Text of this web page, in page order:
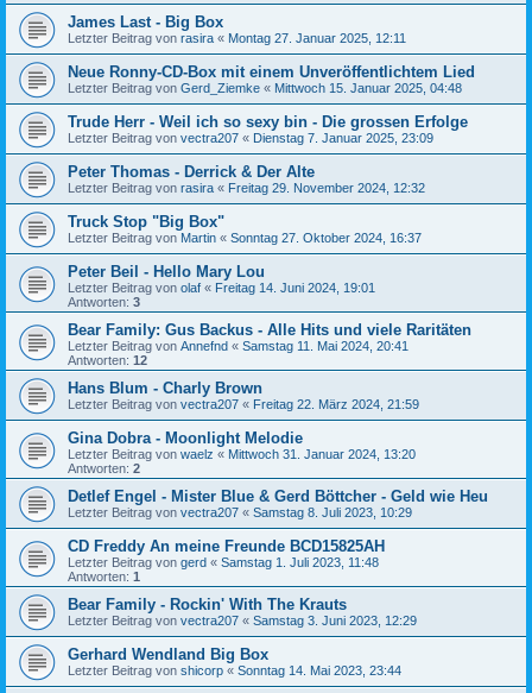
James Last - Big Box
Letzter Beitrag von rasira « Montag 27. Januar 2025, 12:11
Neue Ronny-CD-Box mit einem Unveröffentlichtem Lied
Letzter Beitrag von Gerd_Ziemke « Mittwoch 15. Januar 2025, 04:48
Trude Herr - Weil ich so sexy bin - Die grossen Erfolge
Letzter Beitrag von vectra207 « Dienstag 7. Januar 2025, 23:09
Peter Thomas - Derrick & Der Alte
Letzter Beitrag von rasira « Freitag 29. November 2024, 12:32
Truck Stop "Big Box"
Letzter Beitrag von Martin « Sonntag 27. Oktober 2024, 16:37
Peter Beil - Hello Mary Lou
Letzter Beitrag von olaf « Freitag 14. Juni 2024, 19:01
Antworten: 3
Bear Family: Gus Backus - Alle Hits und viele Raritäten
Letzter Beitrag von Annefnd « Samstag 11. Mai 2024, 20:41
Antworten: 12
Hans Blum - Charly Brown
Letzter Beitrag von vectra207 « Freitag 22. März 2024, 21:59
Gina Dobra - Moonlight Melodie
Letzter Beitrag von waelz « Mittwoch 31. Januar 2024, 13:20
Antworten: 2
Detlef Engel - Mister Blue & Gerd Böttcher - Geld wie Heu
Letzter Beitrag von vectra207 « Samstag 8. Juli 2023, 10:29
CD Freddy An meine Freunde BCD15825AH
Letzter Beitrag von gerd « Samstag 1. Juli 2023, 11:48
Antworten: 1
Bear Family - Rockin' With The Krauts
Letzter Beitrag von vectra207 « Samstag 3. Juni 2023, 12:29
Gerhard Wendland Big Box
Letzter Beitrag von shicorp « Sonntag 14. Mai 2023, 23:44